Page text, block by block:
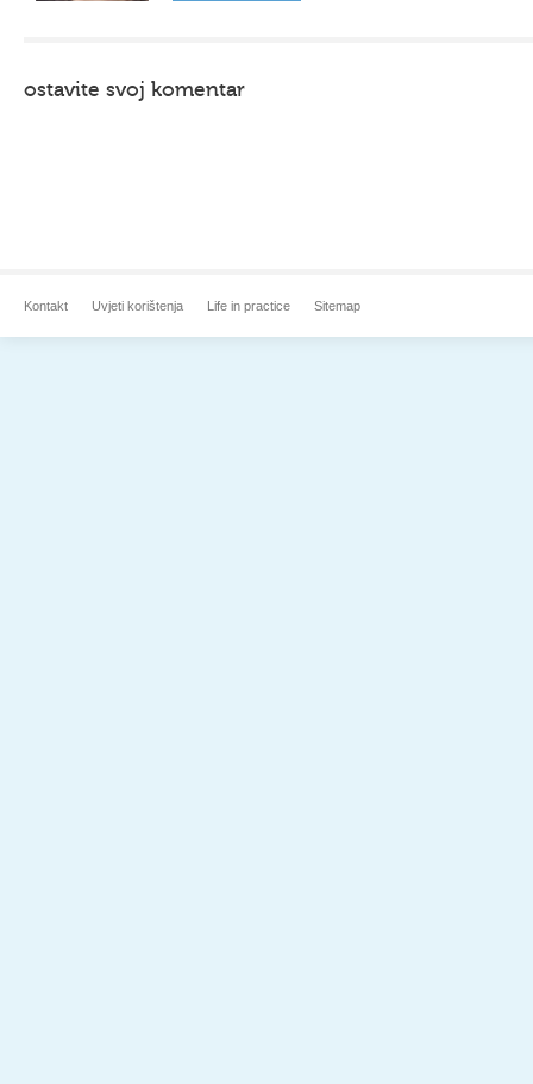
ostavite svoj komentar
Kontakt Uvjeti korištenja Life in practice Sitemap